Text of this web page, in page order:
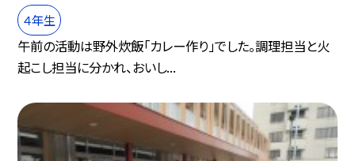
４年生
午前の活動は野外炊飯「カレー作り」でした。調理担当と火
起こし担当に分かれ、おいし...